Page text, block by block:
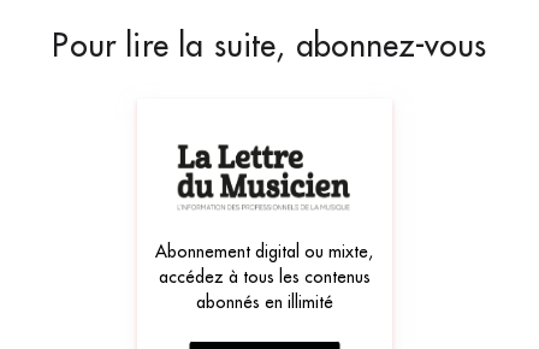
Pour lire la suite, abonnez-vous
Abonnement digital ou mixte,
accédez à tous les contenus
abonnés en illimité